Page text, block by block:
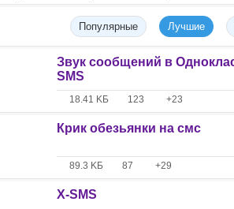
Популярные Лучшие
Звук сообщений в
SMS
18.41 KБ 123 +23
Крик обезьянки на смс
89.3 KБ 87 +29
X-SMS